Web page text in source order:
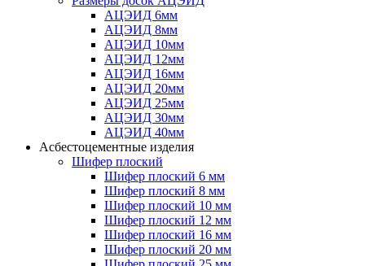
АЦЭИД 6мм
АЦЭИД 8мм
АЦЭИД 10мм
АЦЭИД 12мм
АЦЭИД 16мм
АЦЭИД 20мм
АЦЭИД 25мм
АЦЭИД 30мм
АЦЭИД 40мм
Асбестоцементные изделия
Шифер плоский
Шифер плоский 6 мм
Шифер плоский 8 мм
Шифер плоский 10 мм
Шифер плоский 12 мм
Шифер плоский 16 мм
Шифер плоский 20 мм